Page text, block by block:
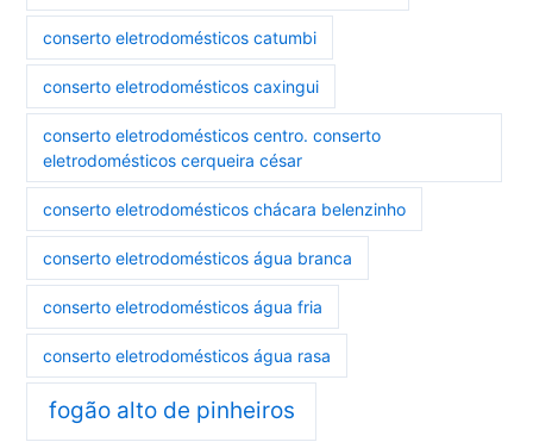
conserto eletrodomésticos catumbi
conserto eletrodomésticos caxingui
conserto eletrodomésticos centro. conserto
eletrodomésticos cerqueira césar
conserto eletrodomésticos chácara belenzinho
conserto eletrodomésticos água branca
conserto eletrodomésticos água fria
conserto eletrodomésticos água rasa
fogão alto de pinheiros